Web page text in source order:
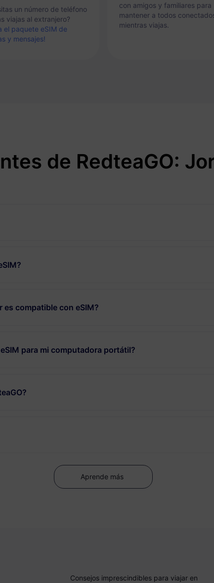
un número de teléfono
viajas al extranjero?
el paquete eSIM de
y mensajes!
con amigos y familiares para
mantener a todos
mientras viajas.
de RedteaGO:
compatible con eSIM?
para mi computadora portátil?
Aprende más
Consejos imprescindibles para viajar en